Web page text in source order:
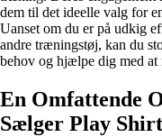
dem til det ideelle valg for
Uanset om du er på udkig
andre træningstøj, kan du
behov og hjælpe dig med
En Omfattende
Sælger Play